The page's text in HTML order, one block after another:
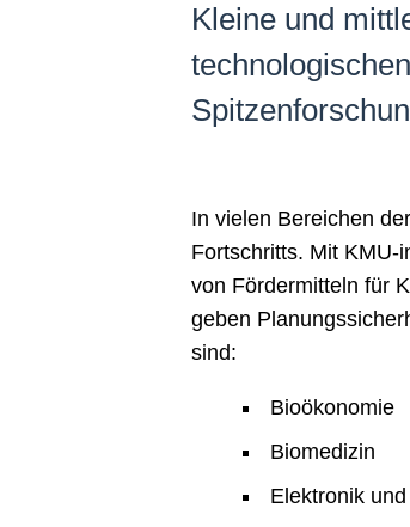
Kleine und
In vielen Bereichen
Fortschritts. Mit KMU-
von Fördermitteln für
geben
sind:
Bioökonomie
Biomedizin
Elektronik